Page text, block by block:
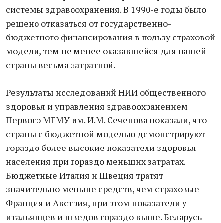
системы здравоохранения. В 1990-е годы было
решено отказаться от государственно-
бюджетного финансирования в пользу страховой
модели, тем не менее оказавшейся для нашей
страны весьма затратной.
Результаты исследований НИИ общественного
здоровья и управления здравоохранением
Первого МГМУ им. И.М. Сеченова показали, что
страны с бюджетной моделью демонстрируют
гораздо более высокие показатели здоровья
населения при гораздо меньших затратах.
Бюджетные Италия и Швеция тратят
значительно меньше средств, чем страховые
Франция и Австрия, при этом показатели у
итальянцев и шведов гораздо выше. Беларусь